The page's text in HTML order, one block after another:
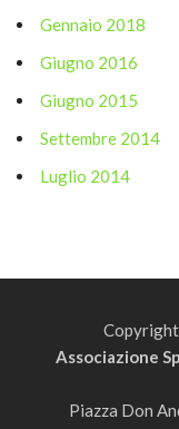
Gennaio 2018
Giugno 2016
Giugno 2015
Settembre 2014
Luglio 2014
Associazione
Piazza Don